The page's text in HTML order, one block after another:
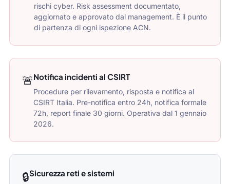
rischi cyber. Risk assessment documentato,
aggiornato e approvato dal management. È il punto
di partenza di ogni ispezione ACN.
🚨Notifica incidenti al CSIRT
Procedure per rilevamento, risposta e notifica al
CSIRT Italia. Pre-notifica entro 24h, notifica formale
72h, report finale 30 giorni. Operativa dal 1 gennaio
2026.
🔒Sicurezza reti e sistemi